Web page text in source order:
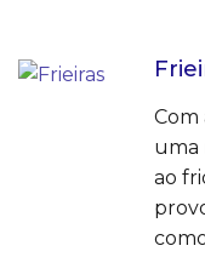
Com
uma
ao